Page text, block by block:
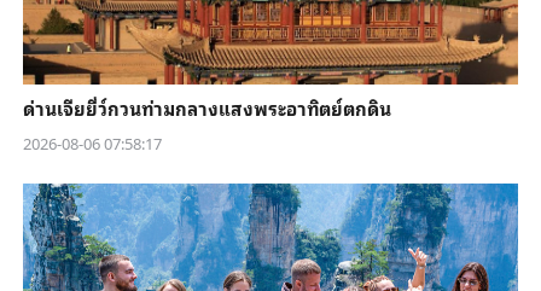
ด่านเจียยี่ว์กวนท่ามกลางแสงพระอาทิตย์ตกดิน
2026-08-06 07:58:17